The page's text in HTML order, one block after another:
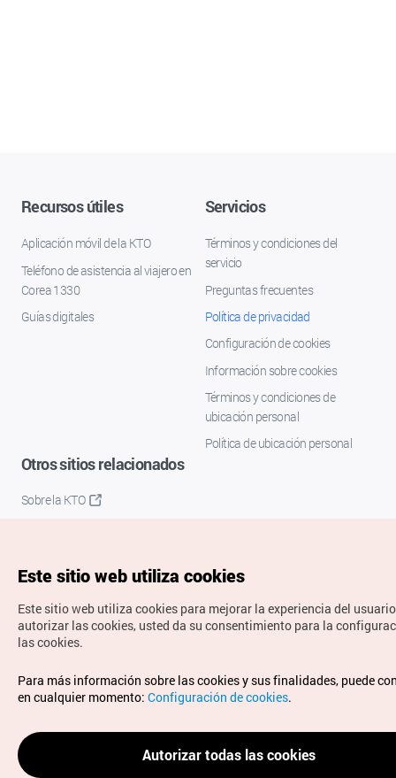
Recursos útiles
Aplicación móvil de la KTO
Teléfono de asistencia al viajero en
Corea 1330
Guías digitales
Servicios
Términos y condiciones del
servicio
Preguntas frecuentes
Política de privacidad
Configuración de cookies
Información sobre cookies
Términos y condiciones de
ubicación personal
Política de ubicación personal
Otros sitios relacionados
Sobre la KTO
Copyrights © Organización de Turismo de Corea. Todos los
derechos reservados.
Para informes de errores y cuestiones relacionadas con el
sitio web, dirija sus consultas al correoelectrónico oficial:
spanish@knto.or.kr
Este sitio web utiliza cookies
Este sitio web utiliza cookies para mejorar la experiencia del
autorizar las cookies, usted da su consentimiento para la
las cookies.
Para más información sobre las cookies y sus finalidades, puede
en cualquier momento: Configuración de cookies.
Autorizar todas las cookies